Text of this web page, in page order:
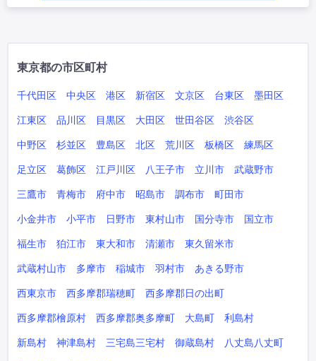
東京都の市区町村
千代田区 中央区 港区 新宿区 文京区 台東区 墨田区
江東区 品川区 目黒区 大田区 世田谷区 渋谷区
中野区 杉並区 豊島区 北区 荒川区 板橋区 練馬区
足立区 葛飾区 江戸川区 八王子市 立川市 武蔵野市
三鷹市 青梅市 府中市 昭島市 調布市 町田市
小金井市 小平市 日野市 東村山市 国分寺市 国立市
福生市 狛江市 東大和市 清瀬市 東久留米市
武蔵村山市 多摩市 稲城市 羽村市 あきる野市
西東京市 西多摩郡瑞穂町 西多摩郡日の出町
西多摩郡檜原村 西多摩郡奥多摩町 大島町 利島村
新島村 神津島村 三宅島三宅村 御蔵島村 八丈島八丈町